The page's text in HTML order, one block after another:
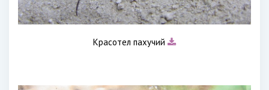
Красотел пахучий